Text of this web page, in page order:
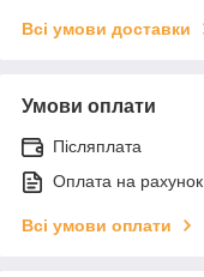
Всі умови доставки
Умови оплати
Післяплата
Оплата на рахунок
Всі умови оплати